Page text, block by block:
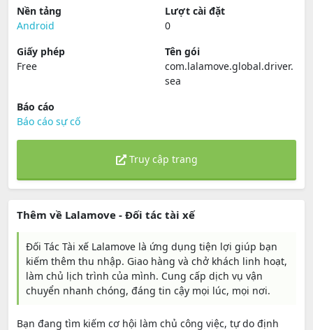
Nền tảng
Android
Lượt cài đặt
0
Giấy phép
Free
Tên gói
com.lalamove.global.driver.
sea
Báo cáo
Báo cáo sự cố
Truy cập trang
Thêm về Lalamove - Đối tác tài xế
Đối Tác Tài xế Lalamove là ứng dụng tiện lợi giúp bạn
kiếm thêm thu nhập. Giao hàng và chở khách linh hoạt,
làm chủ lịch trình của mình. Cung cấp dịch vụ vận
chuyển nhanh chóng, đáng tin cậy mọi lúc, mọi nơi.
Bạn đang tìm kiếm cơ hội làm chủ công việc, tự do định